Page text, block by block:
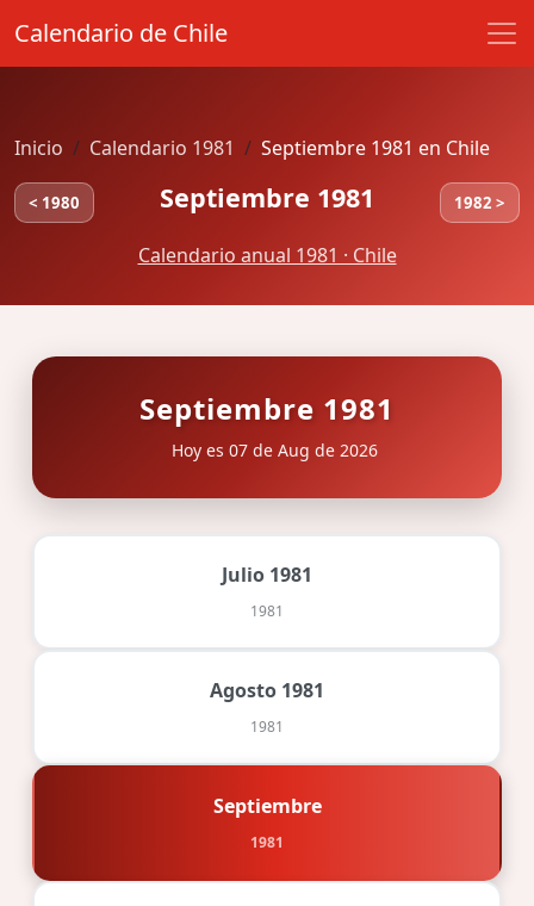
Calendario de Chile
Inicio Calendario 1981 Septiembre 1981 en Chile
< 1980 Septiembre 1981 1982 >
Calendario anual 1981 · Chile
Septiembre 1981
Hoy es 07 de Aug de 2026
Julio 1981
1981
Agosto 1981
1981
Septiembre
1981